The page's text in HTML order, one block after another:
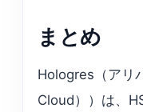
まとめ
Hologres（アリ
Cloud））は、